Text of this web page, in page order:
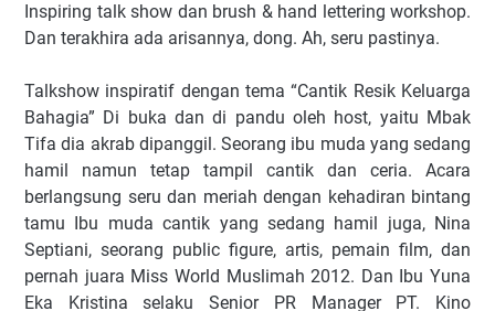
Inspiring talk show dan brush & hand lettering workshop.
Dan terakhira ada arisannya, dong. Ah, seru pastinya.
Talkshow inspiratif dengan tema “Cantik Resik Keluarga
Bahagia” Di buka dan di pandu oleh host, yaitu Mbak
Tifa dia akrab dipanggil. Seorang ibu muda yang sedang
hamil namun tetap tampil cantik dan ceria. Acara
berlangsung seru dan meriah dengan kehadiran bintang
tamu Ibu muda cantik yang sedang hamil juga, Nina
Septiani, seorang public figure, artis, pemain film, dan
pernah juara Miss World Muslimah 2012. Dan Ibu Yuna
Eka Kristina selaku Senior PR Manager PT. Kino